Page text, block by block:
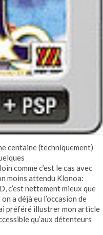
centaine (techniquement)
comme c’est le cas avec
moins attendu Klonoa:
c’est nettement mieux que
a déjà eu l’occasion de
préféré illustrer mon article
qu’aux détenteurs